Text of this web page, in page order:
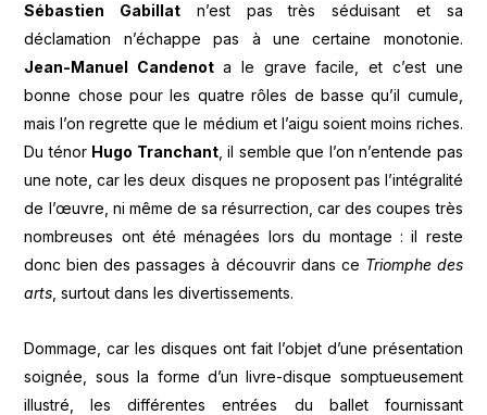
Sébastien Gabillat n’est pas très séduisant et sa
déclamation n’échappe pas à une certaine monotonie.
Jean-Manuel Candenot a le grave facile, et c’est une
bonne chose pour les quatre rôles de basse qu’il cumule,
mais l’on regrette que le médium et l’aigu soient moins riches.
Du ténor Hugo Tranchant, il semble que l’on n’entende pas
une note, car les deux disques ne proposent pas l’intégralité
de l’œuvre, ni même de sa résurrection, car des coupes très
nombreuses ont été ménagées lors du montage : il reste
donc bien des passages à découvrir dans ce Triomphe des
arts, surtout dans les divertissements.
Dommage, car les disques ont fait l’objet d’une présentation
soignée, sous la forme d’un livre-disque somptueusement
illustré, les différentes entrées du ballet fournissant